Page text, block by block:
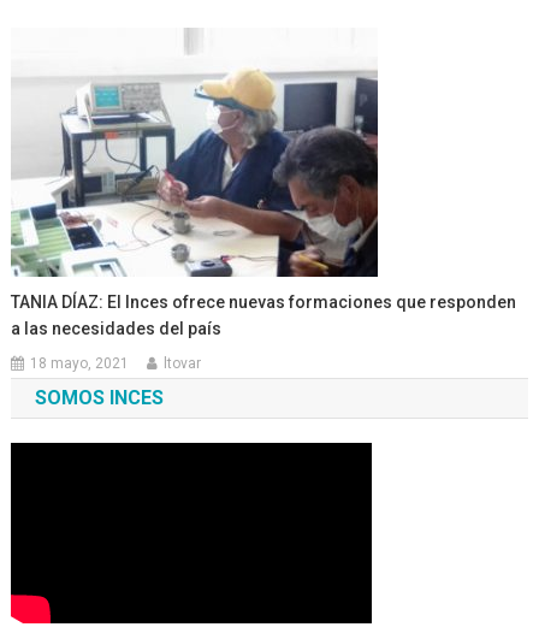
TANIA DÍAZ: El Inces ofrece nuevas formaciones que responden
a las necesidades del país
18 mayo, 2021 ltovar
SOMOS INCES